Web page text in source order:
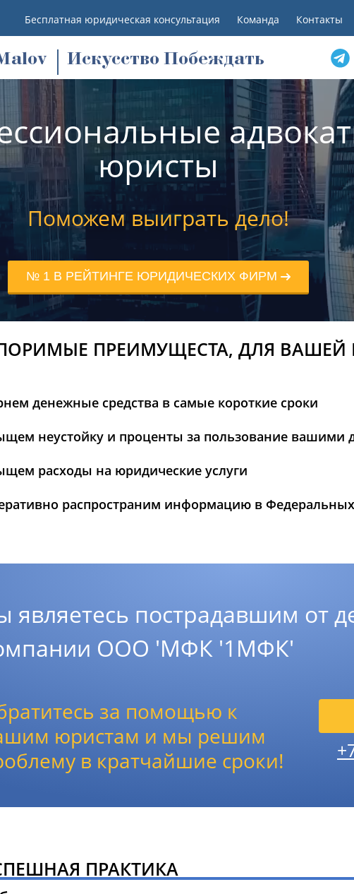
Бесплатная юридическая консультация Команда Контакты
alov Искусство Побеждать
юристы
Поможем выиграть дело!
№ 1 В РЕЙТИНГЕ ЮРИДИЧЕСКИХ ФИРМ
ПРЕИМУЩЕСТА, ДЛЯ ВАШЕЙ
денежные средства в самые короткие сроки
неустойку и проценты за пользование вашими
расходы на юридические услуги
распространим информацию в
являетесь пострадавшим от
ООО 'МФК '1МФК'
за помощью к
юристам и мы решим
в кратчайшие сроки!
ПРАКТИКА